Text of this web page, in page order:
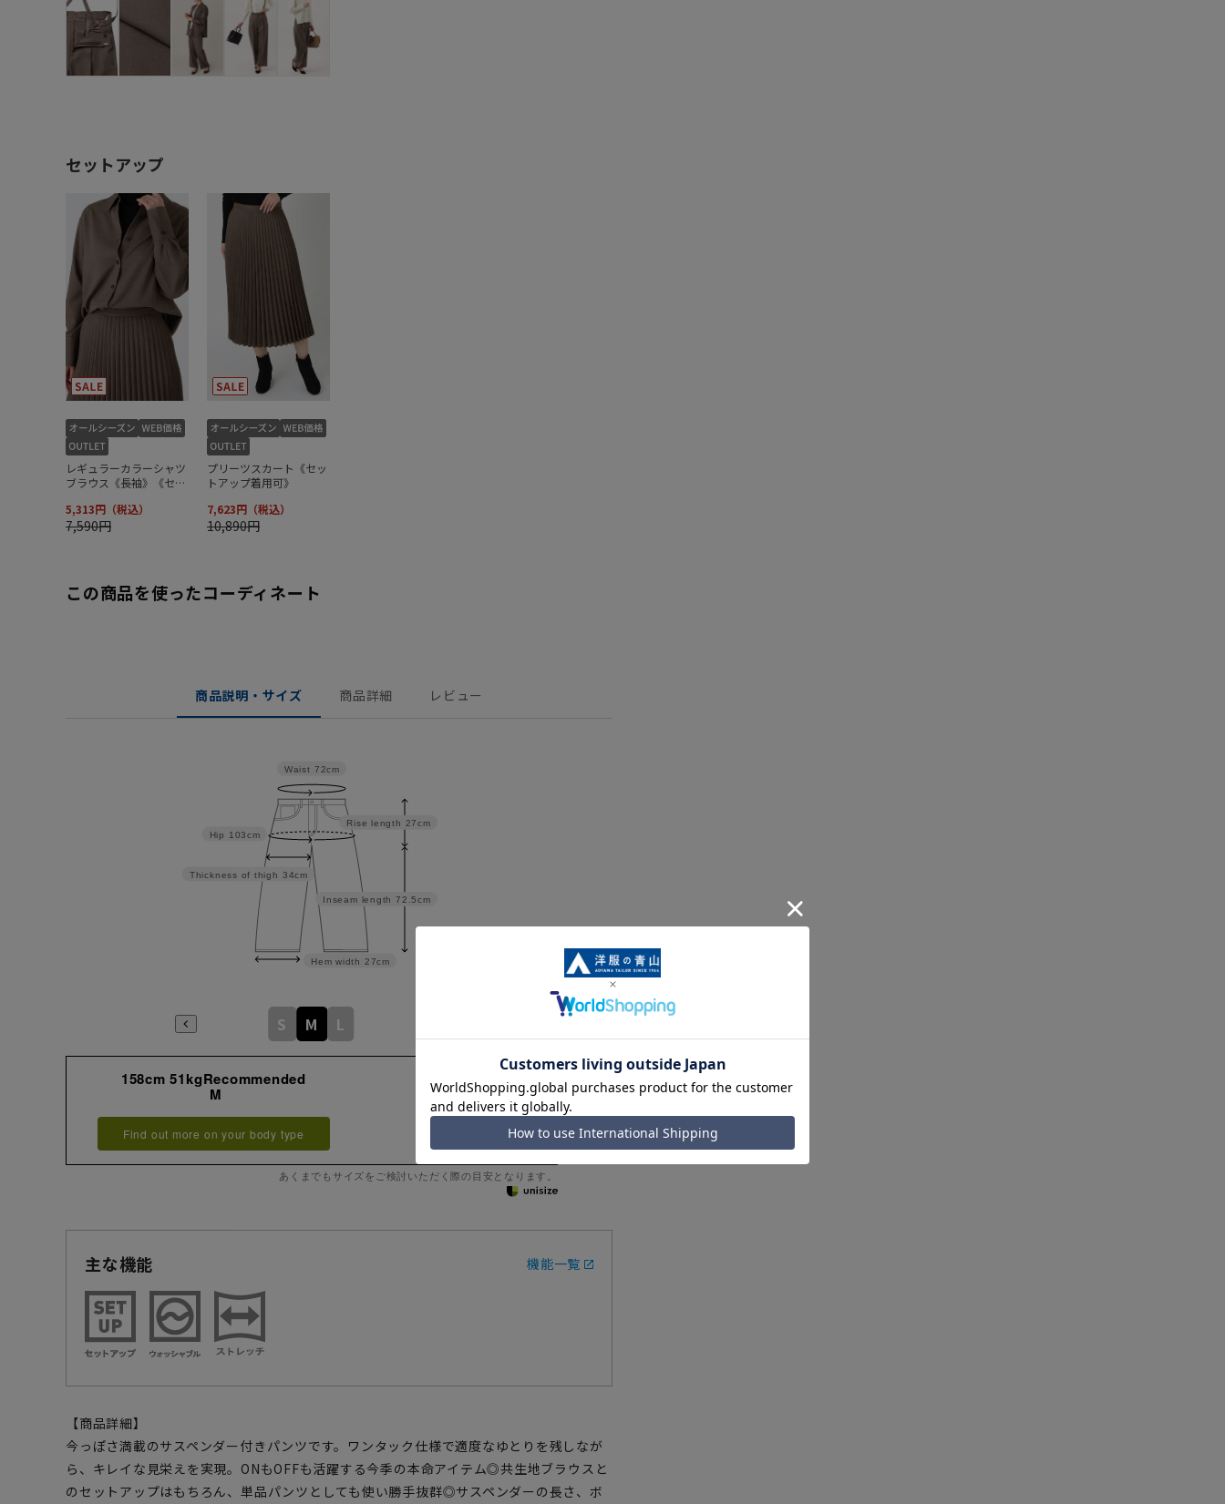
この商品を使ったコーディネート
商品説明・サイズ 商品詳細 レビュー
Inseam length 72.5cm
Rise length 27cm
Hem width 27cm
Thickness of thigh 34cm
Hip 103cm
Waist 72cm
S M L
158cm 51kgRecommended
M
Find out more on your body type
あくまでもサイズをご検討いただく際の目安となります。
主な機能 機能一覧
【商品詳細】
今っぽさ満載のサスペンダー付きパンツです。ワンタック仕様で適度なゆとりを残しなが
ら、キレイな見栄えを実現。ONもOFFも活躍する今季の本命アイテム◎共生地ブラウスと
のセットアップはもちろん、単品パンツとしても使い勝手抜群◎サスペンダーの長さ、ボ